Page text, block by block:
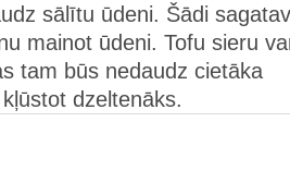
sālītu ūdeni. Šādi
mainot ūdeni. Tofu sieru
tam būs nedaudz cietāka
dzeltenāks.